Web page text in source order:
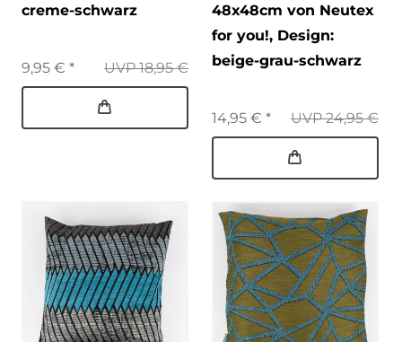
creme-schwarz
UVP 18,95 €
9,95 € *
48x48cm von Neutex
for you!, Design:
beige-grau-schwarz
UVP 24,95 €
14,95 € *